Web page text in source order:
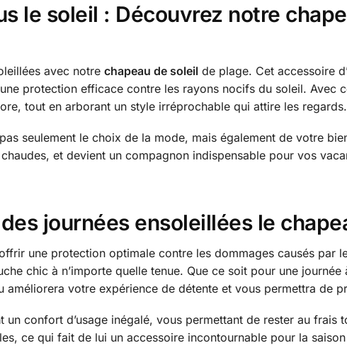
le soleil : Découvrez notre
avec notre chapeau de soleilde plage. Cet accessoire
protection efficace contre les rayons nocifs du soleil. Avec
tout en arborant un style irréprochable qui attire les regards.
seulement le choix de la mode, mais également de votre
et devient un compagnon indispensable pour vos
journées ensoleillées le
une protection optimale contre les dommages causés par
chic à n’importe quelle tenue. Que ce soit pour une
améliorera votre expérience de détente et vous permettra de
un confort d’usage inégalé, vous permettant de rester au frais
ce qui fait de lui un accessoire incontournable pour la